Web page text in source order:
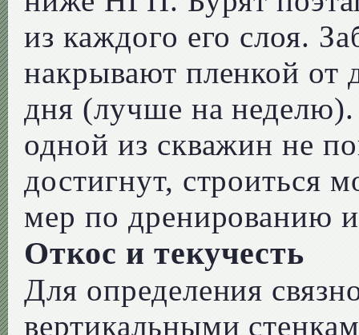
из каждого его слоя.
накрывают пленкой от
дня (лучше на
одной из скважин не
достигнут, строиться
мер по дренированию
Откос и текучесть
Для определения
вертикальными